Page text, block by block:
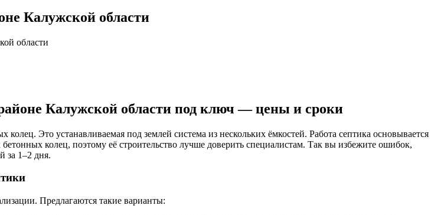
Калужской области
области
Калужской области под ключ — цены и сроки
Это устанавливаемая под землей система из нескольких ёмкостей. Работа септика основывается
колец, поэтому её строительство лучше доверить специалистам. Так вы избежите ошибок,
за 1–2 дня.
Предлагаются такие варианты: